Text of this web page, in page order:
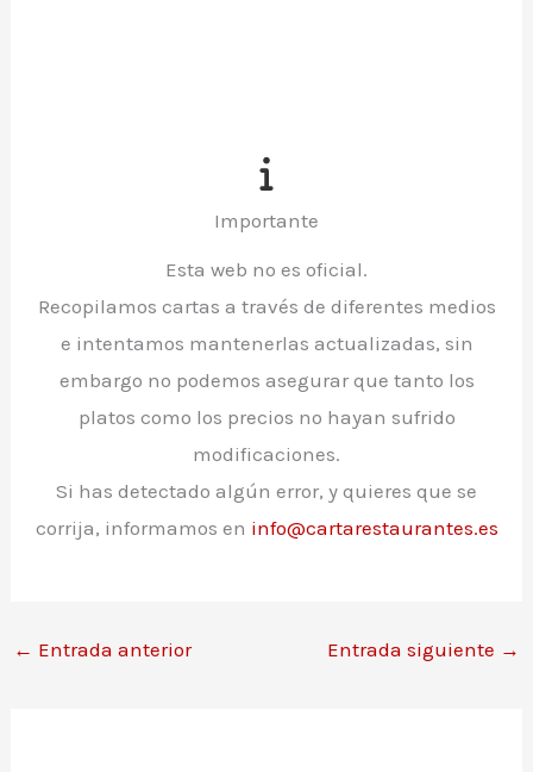
Importante
Esta web no es oficial.
Recopilamos cartas a través de diferentes medios
e intentamos mantenerlas actualizadas, sin
embargo no podemos asegurar que tanto los
platos como los precios no hayan sufrido
modificaciones.
Si has detectado algún error, y quieres que se
corrija, informamos en info@cartarestaurantes.es
← Entrada anterior Entrada siguiente →